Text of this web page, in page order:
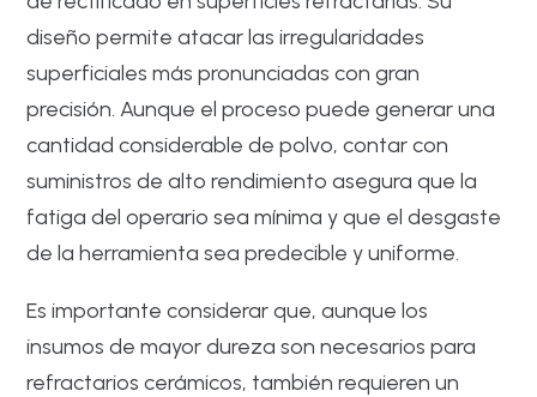
diseño permite atacar las irregularidades
superficiales más pronunciadas con gran
precisión. Aunque el proceso puede generar una
cantidad considerable de polvo, contar con
suministros de alto rendimiento asegura que la
fatiga del operario sea mínima y que el desgaste
de la herramienta sea predecible y uniforme.
Es importante considerar que, aunque los
insumos de mayor dureza son necesarios para
refractarios cerámicos, también requieren un